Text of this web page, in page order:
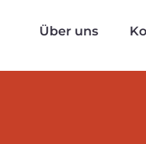
Über uns